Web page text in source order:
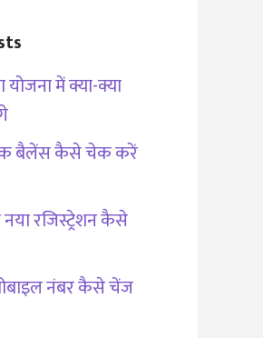
में क्या-क्या
बैलेंस कैसे चेक करें
रजिस्ट्रेशन कैसे
नंबर कैसे चेंज